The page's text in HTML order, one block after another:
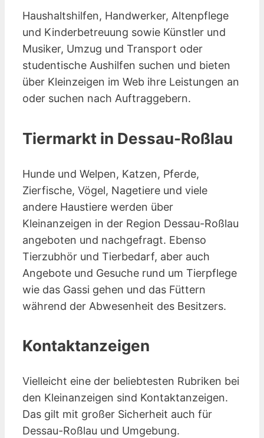
Haushaltshilfen, Handwerker, Altenpflege
und Kinderbetreuung sowie Künstler und
Musiker, Umzug und Transport oder
studentische Aushilfen suchen und bieten
über Kleinzeigen im Web ihre Leistungen an
oder suchen nach Auftraggebern.
Tiermarkt in Dessau-Roßlau
Hunde und Welpen, Katzen, Pferde,
Zierfische, Vögel, Nagetiere und viele
andere Haustiere werden über
Kleinanzeigen in der Region Dessau-Roßlau
angeboten und nachgefragt. Ebenso
Tierzubhör und Tierbedarf, aber auch
Angebote und Gesuche rund um Tierpflege
wie das Gassi gehen und das Füttern
während der Abwesenheit des Besitzers.
Kontaktanzeigen
Vielleicht eine der beliebtesten Rubriken bei
den Kleinanzeigen sind Kontakt­anzeigen.
Das gilt mit großer Sicherheit auch für
Dessau-Roßlau und Umgebung.